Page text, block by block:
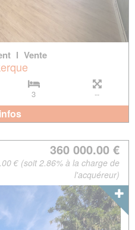
l Vente
3 --
360 000.00 €
€ (soit 2.86% à la charge de
l'acquéreur)